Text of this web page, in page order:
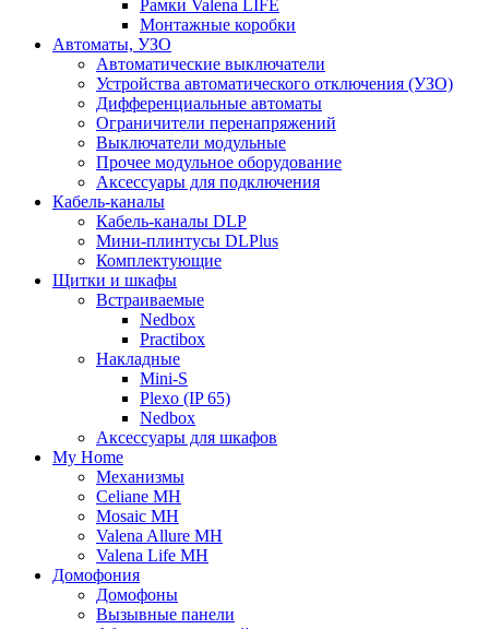
Рамки Valena LIFE
Монтажные коробки
Автоматы, УЗО
Автоматические выключатели
Устройства автоматического отключения (УЗО)
Дифференциальные автоматы
Ограничители перенапряжений
Выключатели модульные
Прочее модульное оборудование
Аксессуары для подключения
Кабель-каналы
Кабель-каналы DLP
Мини-плинтусы DLPlus
Комплектующие
Щитки и шкафы
Встраиваемые
Nedbox
Practibox
Накладные
Mini-S
Plexo (IP 65)
Nedbox
Аксессуары для шкафов
My Home
Механизмы
Celiane MH
Mosaic MH
Valena Allure MH
Valena Life MH
Домофония
Домофоны
Вызывные панели